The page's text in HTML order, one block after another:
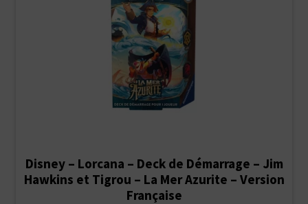
Disney – Lorcana – Deck de Démarrage – Jim
Hawkins et Tigrou – La Mer Azurite – Version
Française